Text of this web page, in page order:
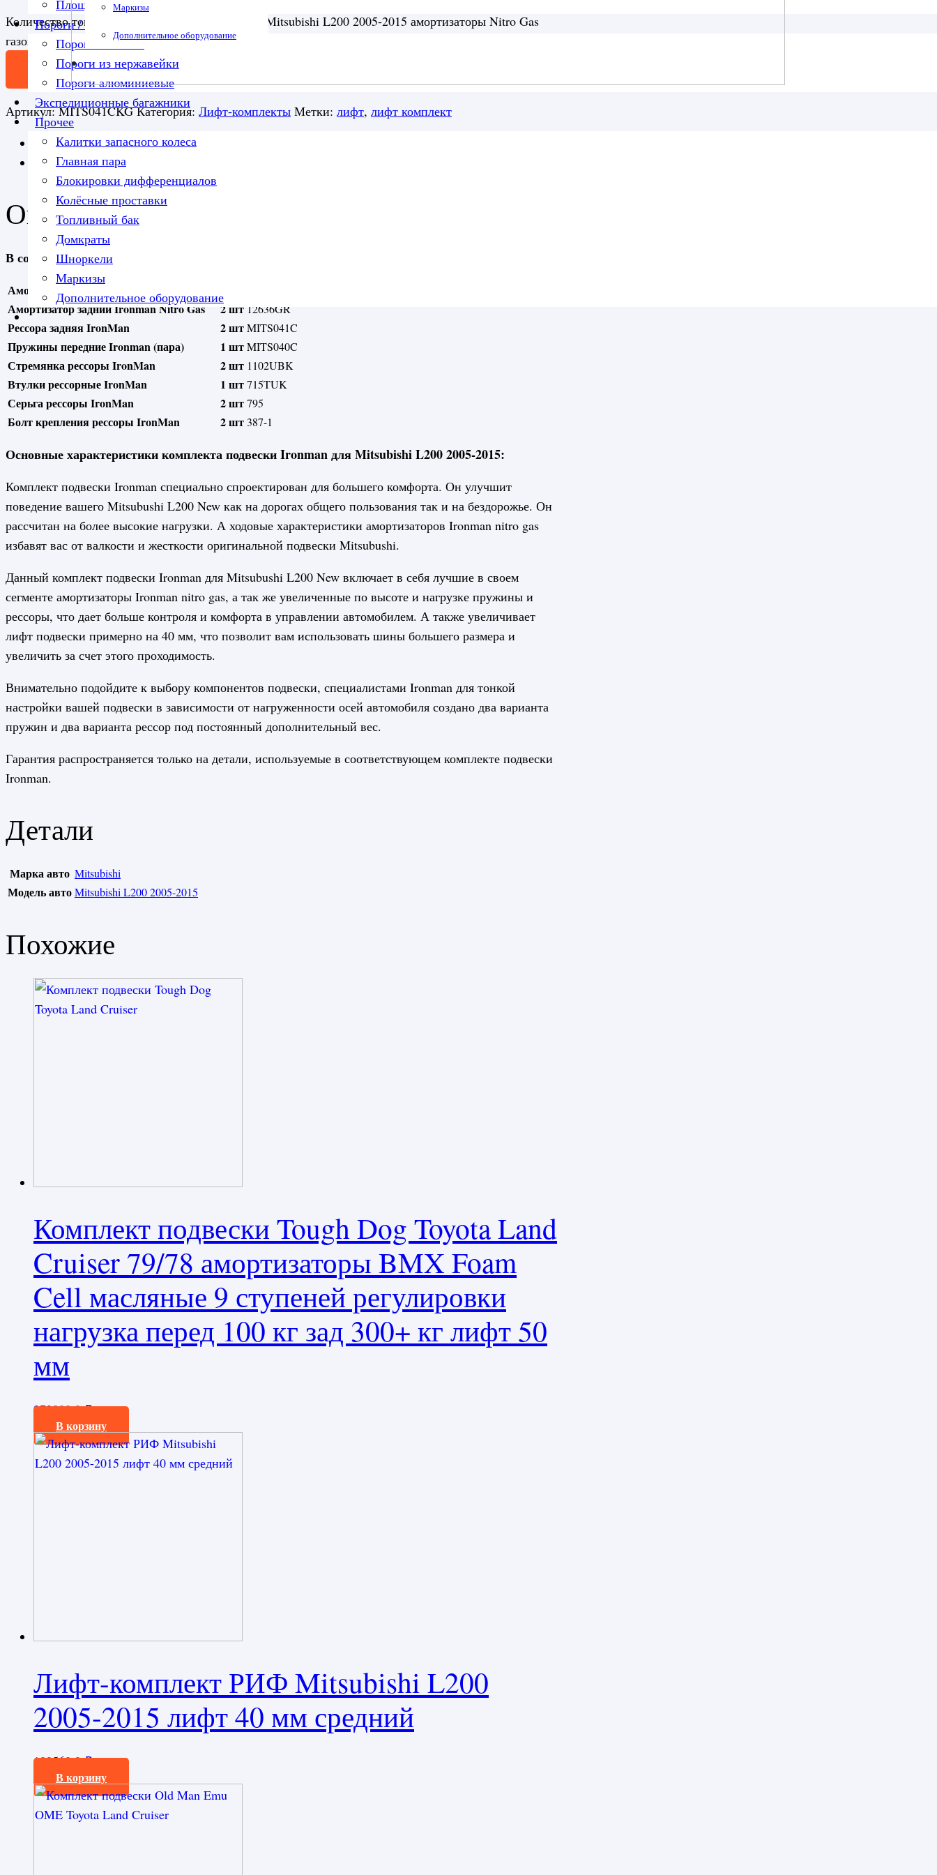
Маркизы
Дополнительное оборудование
Площадка под лебедку
Пороги / подножки
Пороги силовые
Пороги из нержавейки
Пороги алюминиевые
Экспедиционные багажники
Прочее
Калитки запасного колеса
Главная пара
Блокировки дифференциалов
Колёсные проставки
Топливный бак
Домкраты
Шноркели
Маркизы
Дополнительное оборудование
Количество товара Комплект подвески Ironman Mitsubishi L200 2005-2015 амортизаторы Nitro Gas
газовые нагрузка перед 80-120 кг зад 300+ кг лифт 40 мм
В корзину
Артикул:MITS041CKG Категория: Лифт-комплекты Метки: лифт, лифт комплект
Описание
Детали
Описание
В состав лифт комплекта для Mitsubishi L200 MN 2005 — 2015 входит:
Амортизатор передний Ironman Nitro Gas
Амортизатор задний Ironman Nitro Gas 2 шт 12636GR
Рессора задняя IronMan 2 штMITS041C
Пружины передние Ironman (пара) 1 штMITS040C
Стремянка рессоры IronMan 2 шт 1102UBK
Втулки рессорные IronMan 1 шт715TUK
Серьга рессоры IronMan 2 шт795
Болт крепления рессоры IronMan 2 шт387-1
Основные характеристики комплекта подвески Ironman для Mitsubishi L200 2005-2015:
Комплект подвески Ironman специально спроектирован для большего комфорта. Он улучшит
поведение вашего Mitsubushi L200 New как на дорогах общего пользования так и на бездорожье. Он
рассчитан на более высокие нагрузки. А ходовые характеристики амортизаторов Ironman nitro gas
избавят вас от валкости и жесткости оригинальной подвески Mitsubushi.
Данный комплект подвески Ironman для Mitsubushi L200 New включает в себя лучшие в своем
сегменте амортизаторы Ironman nitro gas, а так же увеличенные по высоте и нагрузке пружины и
рессоры, что дает больше контроля и комфорта в управлении автомобилем. А также увеличивает
лифт подвески примерно на 40 мм, что позволит вам использовать шины большего размера и
увеличить за счет этого проходимость.
Внимательно подойдите к выбору компонентов подвески, специалистами Ironman для тонкой
настройки вашей подвески в зависимости от нагруженности осей автомобиля создано два варианта
пружин и два варианта рессор под постоянный дополнительный вес.
Гарантия распространяется только на детали, используемые в соответствующем комплекте подвески
Ironman.
Детали
Марка авто Mitsubishi
Модель автоMitsubishi L200 2005-2015
Похожие
Комплект подвески Tough Dog Toyota Land
Cruiser 79/78 амортизаторы BMX Foam
Cell масляные 9 ступеней регулировки
нагрузка перед 100 кг зад 300+ кг лифт 50
мм
272800,0₽
В корзину
Лифт-комплект РИФ Mitsubishi L200
2005-2015 лифт 40 мм средний
100560,0₽
В корзину